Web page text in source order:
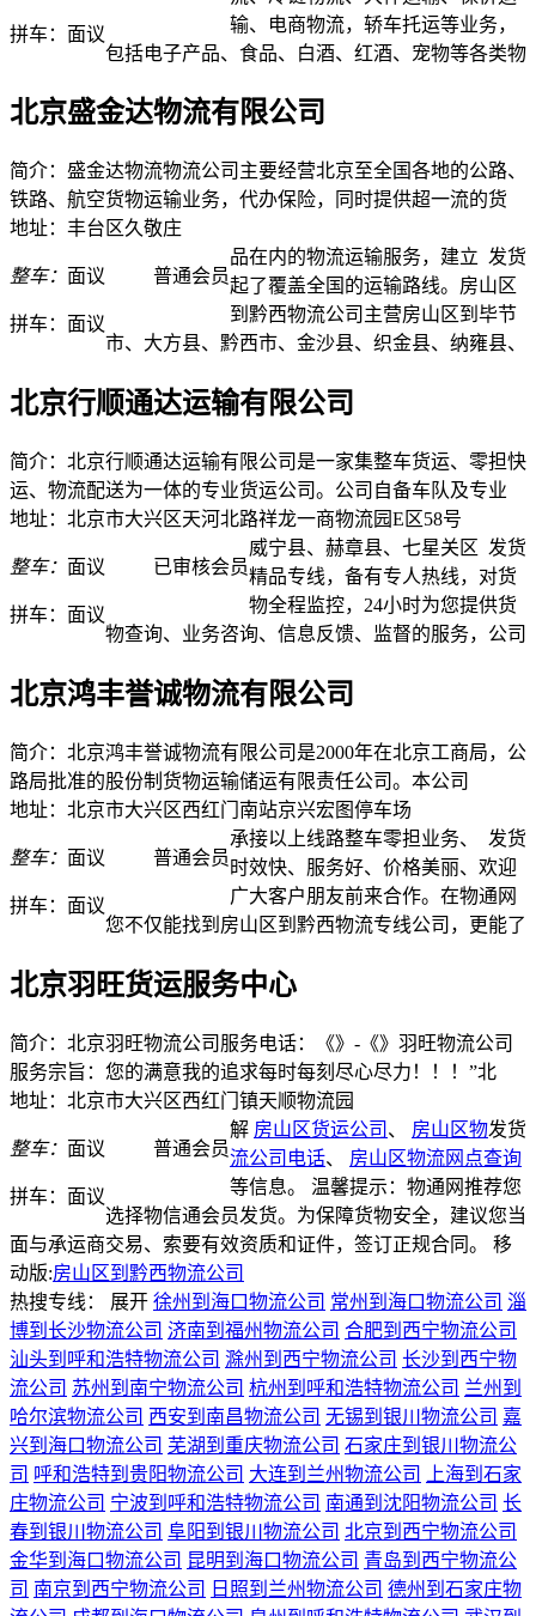
拼车： 面议
北京盛金达物流有限公司
简介：盛金达物流物流公司主要经营北京至全国各地的公路、
铁路、航空货物运输业务，代办保险，同时提供超一流的货
地址：丰台区久敬庄
整车： 面议
拼车： 面议
普通会员
发货
北京行顺通达运输有限公司
简介：北京行顺通达运输有限公司是一家集整车货运、零担快
运、物流配送为一体的专业货运公司。公司自备车队及专业
地址：北京市大兴区天河北路祥龙一商物流园E区58号
整车： 面议
拼车： 面议
已审核会员
发货
北京鸿丰誉诚物流有限公司
简介：北京鸿丰誉诚物流有限公司是2000年在北京工商局，公
路局批准的股份制货物运输储运有限责任公司。本公司
地址：北京市大兴区西红门南站京兴宏图停车场
整车： 面议
拼车： 面议
普通会员
发货
北京羽旺货运服务中心
简介：北京羽旺物流公司服务电话：《》-《》羽旺物流公司
服务宗旨：您的满意我的追求每时每刻尽心尽力！！！”北
地址：北京市大兴区西红门镇天顺物流园
整车： 面议
拼车： 面议
普通会员
发货
输、电商物流，轿车托运等业务，
包括电子产品、食品、白酒、红酒、宠物等各类物
品在内的物流运输服务，建立
起了覆盖全国的运输路线。房山区
到黔西物流公司主营房山区到毕节
市、大方县、黔西市、金沙县、织金县、纳雍县、
威宁县、赫章县、七星关区
精品专线，备有专人热线，对货
物全程监控，24小时为您提供货
物查询、业务咨询、信息反馈、监督的服务，公司
承接以上线路整车零担业务、
时效快、服务好、价格美丽、欢迎
广大客户朋友前来合作。在物通网
您不仅能找到房山区到黔西物流专线公司，更能了
解 房山区货运公司 、 房山区物
流公司电话、 房山区物流网点查询
等信息。 温馨提示：物通网推荐您
选择物信通会员发货。为保障货物安全，建议您当
面与承运商交易、索要有效资质和证件，签订正规合同。 移
动版:房山区到黔西物流公司
热搜专线： 展开 徐州到海口物流公司 常州到海口物流公司 淄
博到长沙物流公司 济南到福州物流公司 合肥到西宁物流公司
汕头到呼和浩特物流公司 滁州到西宁物流公司 长沙到西宁物
流公司 苏州到南宁物流公司 杭州到呼和浩特物流公司 兰州到
哈尔滨物流公司 西安到南昌物流公司 无锡到银川物流公司 嘉
兴到海口物流公司 芜湖到重庆物流公司 石家庄到银川物流公
司 呼和浩特到贵阳物流公司 大连到兰州物流公司
上海到石家
庄物流公司 宁波到呼和浩特物流公司 南通到沈阳物流公司 长
春到银川物流公司 阜阳到银川物流公司 北京到西宁物流公司
金华到海口物流公司 昆明到海口物流公司 青岛到西宁物流公
司 南京到西宁物流公司 日照到兰州物流公司 德州到石家庄物